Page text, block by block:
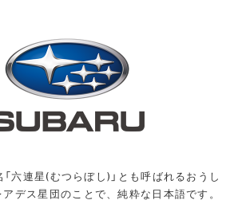
六連星(むつらぼし)」とも呼ばれるおうし
デス星団のことで、純粋な日本語です。